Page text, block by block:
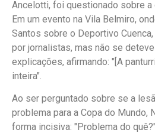
Ancelotti, foi questionado sobre a
Em um evento na Vila Belmiro,
Santos sobre o Deportivo
por jornalistas, mas não se
explicações, afirmando: "[A
inteira".
Ao ser perguntado sobre se a
problema para a Copa do Mundo,
forma incisiva: "Problema do